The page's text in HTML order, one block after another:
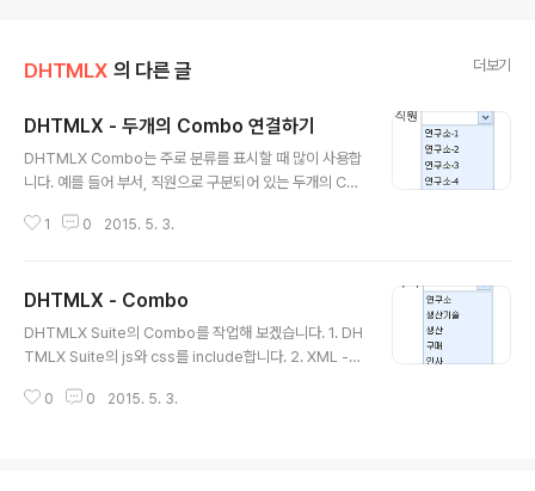
DHTMLX 의 다른 글 더보기
DHTMLX - 두개의 Combo 연결하기
DHTMLX Combo는 주로 분류를 표시할 때 많이 사용합
니다. 예를 들어 부서, 직원으로 구분되어 있는 두개의 Co
에 따라 변경되도록 개발합니다. 이렇게 두개의 Combo
연구소 직원 데이터 (employment_1.xml) 연구소-1 연
구소-2 연구소-3 연구소-4 연구소-5 - 생산기술 직원 데
이터 (employment_2.xml) 생산기술-1 생산기술-2 생
산-1 3. HTML + JavaScript - 부서 Combo를 선택할
1 0 2015. 5. 3.
DHTMLX - Combo
DHTMLX Suite의 Combo를 작업해 보겠습니다. 1. DH
TMLX Suite의 js와 css를 include합니다. 2. XML - S
L은 DHTMLX의 Combo에 표시될 데이터입니다. 연구
0 0 2015. 5. 3.